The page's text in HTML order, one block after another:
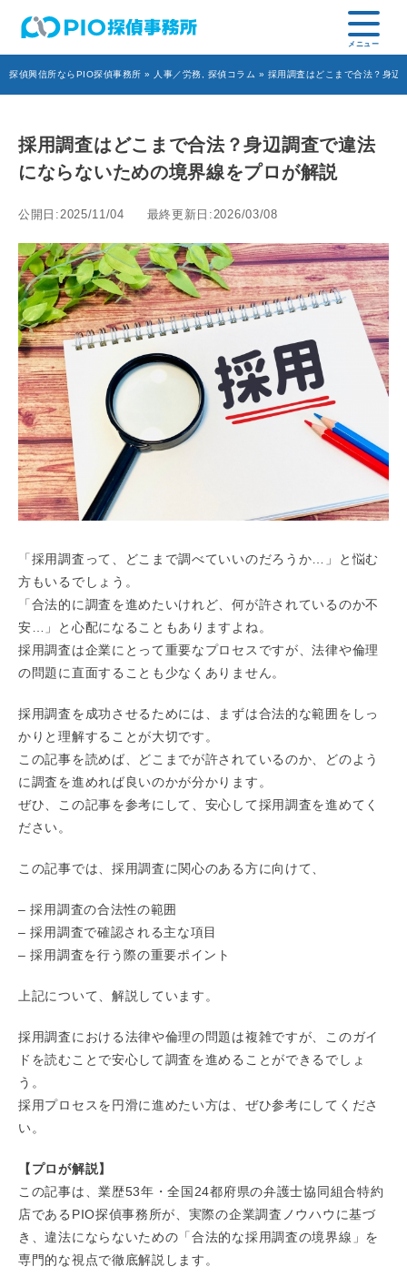
探偵興信所ならPIO探偵事務所 » 人事／労務 探偵コラム » 採用調査はどこまで合法？身辺
採用調査はどこまで合法？身辺調査で違法
にならないための境界線をプロが解説
公開日:2025/11/04 最終更新日:2026/03/08
「採用調査って、どこまで調べていいのだろうか…」と悩む
方もいるでしょう。
「合法的に調査を進めたいけれど、何が許されているのか不
安…」と心配になることもありますよね。
採用調査は企業にとって重要なプロセスですが、法律や倫理
の問題に直面することも少なくありません。
採用調査を成功させるためには、まずは合法的な範囲をしっ
かりと理解することが大切です。
この記事を読めば、どこまでが許されているのか、どのよう
に調査を進めれば良いのかが分かります。
ぜひ、この記事を参考にして、安心して採用調査を進めてく
ださい。
この記事では、採用調査に関心のある方に向けて、
– 採用調査の合法性の範囲
– 採用調査で確認される主な項目
– 採用調査を行う際の重要ポイント
上記について、解説しています。
採用調査における法律や倫理の問題は複雑ですが、このガイ
ドを読むことで安心して調査を進めることができるでしょ
う。
採用プロセスを円滑に進めたい方は、ぜひ参考にしてくださ
い。
【プロが解説】
この記事は、業歴53年・全国24都府県の弁護士協同組合特約
店であるPIO探偵事務所が、実際の企業調査ノウハウに基づ
き、違法にならないための「合法的な採用調査の境界線」を
専門的な視点で徹底解説します。